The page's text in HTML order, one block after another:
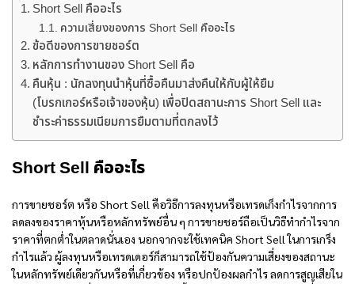
Short Sell คืออะไร
ความเสี่ยงของการ Short Sell คืออะไร
ข้อดีของการขายชอร์ต
หลักการทำงานของ Short Sell คือ
คืนหุ้น : นักลงทุนนำหุ้นที่ซื้อคืนมาส่งคืนให้กับผู้ให้ยืม
(โบรกเกอร์หรือเจ้าของหุ้น) เพื่อปิดสถานะการ Short Sell และ
ชำระค่าธรรมเนียมการยืมตามที่ตกลงไว้
Short Sell คืออะไร
การขายชอร์ต หรือ Short Sell คือวิธีการลงทุนหรือเทรดเก็งกำไรจากการ
ลดลงของราคาหุ้นหรือหลักทรัพย์อื่น ๆ การขายชอร์ถือเป็นวิธีทำกำไรจาก
ราคาที่ตกต่ำในตลาดนั่นเอง นอกจากจะใช้เทคนิค Short Sell ในการเกร็ง
กำไรแล้ว ผู้ลงทุนหรือเทรดเดอร์ก็สามารถใช้ป้องกันความเสี่ยงของสถานะ
ในหลักทรัพย์เดียวกันหรือที่เกี่ยวข้อง หรือปกป้องผลกำไร ลดการสูญเสียใน